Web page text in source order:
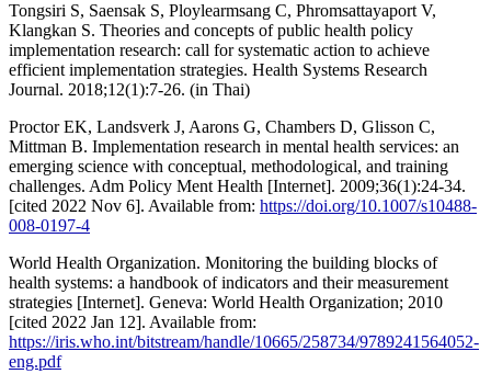
Tongsiri S, Saensak S, Ploylearmsang C, Phromsattayaport V,
Klangkan S. Theories and concepts of public health policy
implementation research: call for systematic action to achieve
efficient implementation strategies. Health Systems Research
Journal. 2018;12(1):7-26. (in Thai)
Proctor EK, Landsverk J, Aarons G, Chambers D, Glisson C,
Mittman B. Implementation research in mental health services: an
emerging science with conceptual, methodological, and training
challenges. Adm Policy Ment Health [Internet]. 2009;36(1):24-34.
[cited 2022 Nov 6]. Available from: https://doi.org/10.1007/s10488-
008-0197-4
World Health Organization. Monitoring the building blocks of
health systems: a handbook of indicators and their measurement
strategies [Internet]. Geneva: World Health Organization; 2010
[cited 2022 Jan 12]. Available from:
https://iris.who.int/bitstream/handle/10665/258734/9789241564052-
eng.pdf